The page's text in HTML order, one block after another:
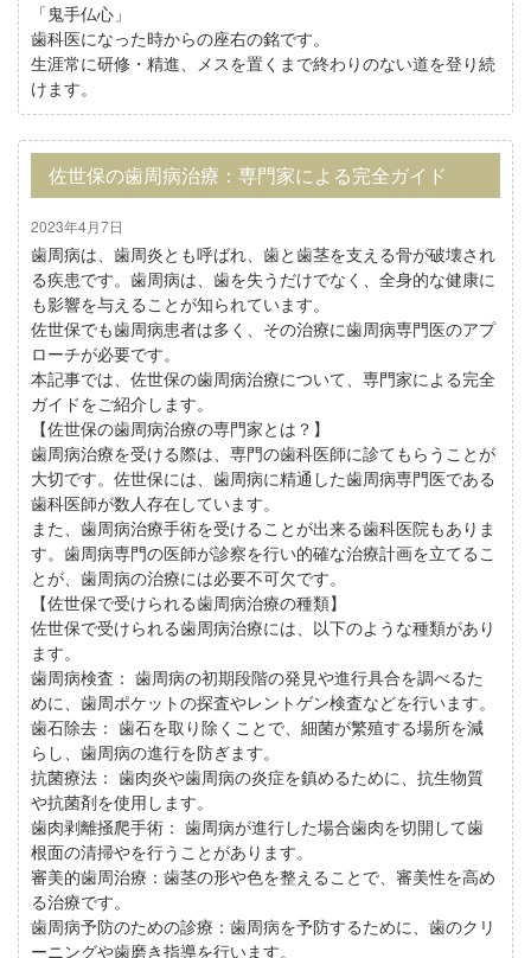
「鬼手仏心」
歯科医になった時からの座右の銘です。
生涯常に研修・精進、メスを置くまで終わりのない道を登り続
けます。
佐世保の歯周病治療：専門家による完全ガイド
2023年4月7日
歯周病は、歯周炎とも呼ばれ、歯と歯茎を支える骨が破壊され
る疾患です。歯周病は、歯を失うだけでなく、全身的な健康に
も影響を与えることが知られています。
佐世保でも歯周病患者は多く、その治療に歯周病専門医のアプ
ローチが必要です。
本記事では、佐世保の歯周病治療について、専門家による完全
ガイドをご紹介します。
【佐世保の歯周病治療の専門家とは？】
歯周病治療を受ける際は、専門の歯科医師に診てもらうことが
大切です。佐世保には、歯周病に精通した歯周病専門医である
歯科医師が数人存在しています。
また、歯周病治療手術を受けることが出来る歯科医院もありま
す。歯周病専門の医師が診察を行い的確な治療計画を立てるこ
とが、歯周病の治療には必要不可欠です。
【佐世保で受けられる歯周病治療の種類】
佐世保で受けられる歯周病治療には、以下のような種類があり
ます。
歯周病検査： 歯周病の初期段階の発見や進行具合を調べるた
めに、歯周ポケットの探査やレントゲン検査などを行います。
歯石除去： 歯石を取り除くことで、細菌が繁殖する場所を減
らし、歯周病の進行を防ぎます。
抗菌療法： 歯肉炎や歯周病の炎症を鎮めるために、抗生物質
や抗菌剤を使用します。
歯肉剥離掻爬手術： 歯周病が進行した場合歯肉を切開して歯
根面の清掃やを行うことがあります。
審美的歯周治療：歯茎の形や色を整えることで、審美性を高め
る治療です。
歯周病予防のための診療：歯周病を予防するために、歯のクリ
ーニングや歯磨き指導を行います。